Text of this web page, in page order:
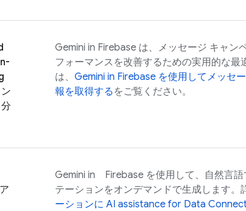
Gemini in Firebase は、メッセージ キャン
フォーマンスを改善するための実用的な最
は、 Gemini in Firebase を使用してメッセ
報を取得する をご覧ください。
Gemini in Firebase を使用して、自然言
テーションをオンデマンドで生成します。
ーションに AI assistance for Data